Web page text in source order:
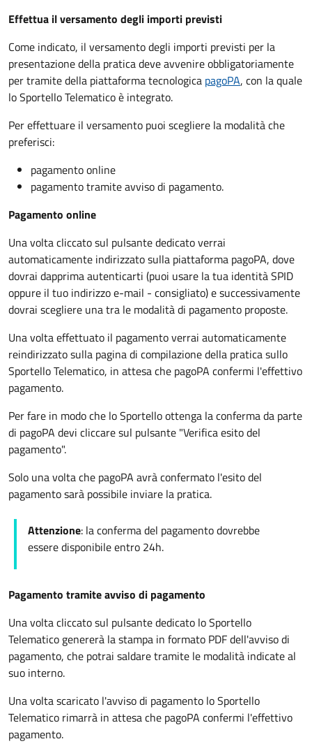
Effettua il versamento degli importi previsti
Come indicato, il versamento degli importi previsti per la
presentazione della pratica deve avvenire obbligatoriamente
per tramite della piattaforma tecnologica pagoPA, con la quale
lo Sportello Telematico è integrato.
Per effettuare il versamento puoi scegliere la modalità che
preferisci:
pagamento online
pagamento tramite avviso di pagamento.
Pagamento online
Una volta cliccato sul pulsante dedicato verrai
automaticamente indirizzato sulla piattaforma pagoPA, dove
dovrai dapprima autenticarti (puoi usare la tua identità SPID
oppure il tuo indirizzo e-mail - consigliato) e successivamente
dovrai scegliere una tra le modalità di pagamento proposte.
Una volta effettuato il pagamento verrai automaticamente
reindirizzato sulla pagina di compilazione della pratica sullo
Sportello Telematico, in attesa che pagoPA confermi l'effettivo
pagamento.
Per fare in modo che lo Sportello ottenga la conferma da parte
di pagoPA devi cliccare sul pulsante "Verifica esito del
pagamento".
Solo una volta che pagoPA avrà confermato l'esito del
pagamento sarà possibile inviare la pratica.
Attenzione: la conferma del pagamento dovrebbe
essere disponibile entro 24h.
Pagamento tramite avviso di pagamento
Una volta cliccato sul pulsante dedicato lo Sportello
Telematico genererà la stampa in formato PDF dell'avviso di
pagamento, che potrai saldare tramite le modalità indicate al
suo interno.
Una volta scaricato l'avviso di pagamento lo Sportello
Telematico rimarrà in attesa che pagoPA confermi l'effettivo
pagamento.